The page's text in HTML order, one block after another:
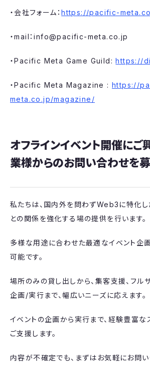
・会社フォーム：https://pacific-
・mail：info@pacific-meta.co.jp
・Pacific Meta Game Guild:https://
・Pacific Meta Magazine : https://
meta.co.jp/magazine/
オフラインイベント開催にご
業様からのお問い合わせを
私たちは、国内外を問わずWeb3に特化し
との関係を強化する場の提供を行います。
多様な用途に合わせた最適なイベント企
可能です。
場所のみの貸し出しから、集客支援、フル
企画/実行まで、幅広いニーズに応えます。
イベントの企画から実行まで、経験豊富な
ご支援します。
内容が不確定でも、まずはお気軽にお問い